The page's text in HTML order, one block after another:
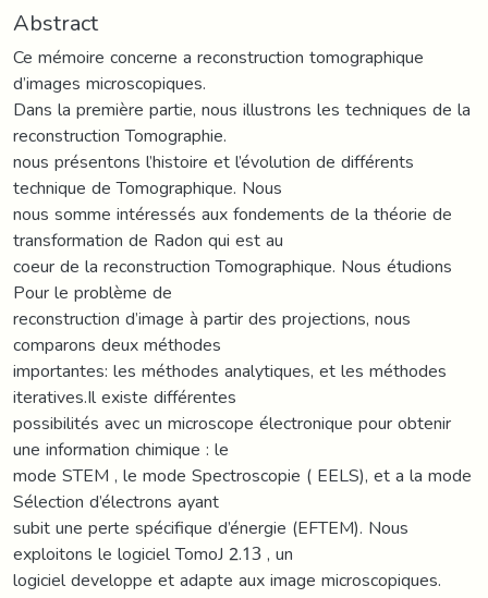
Abstract
Ce mémoire concerne a reconstruction tomographique
d’images microscopiques.
Dans la première partie, nous illustrons les techniques de la
reconstruction Tomographie.
nous présentons l’histoire et l’évolution de différents
technique de Tomographique. Nous
nous somme intéressés aux fondements de la théorie de
transformation de Radon qui est au
coeur de la reconstruction Tomographique. Nous étudions
Pour le problème de
reconstruction d’image à partir des projections, nous
comparons deux méthodes
importantes: les méthodes analytiques, et les méthodes
iteratives.Il existe différentes
possibilités avec un microscope électronique pour obtenir
une information chimique : le
mode STEM , le mode Spectroscopie ( EELS), et a la mode
Sélection d’électrons ayant
subit une perte spécifique d’énergie (EFTEM). Nous
exploitons le logiciel TomoJ 2.13 , un
logiciel developpe et adapte aux image microscopiques.